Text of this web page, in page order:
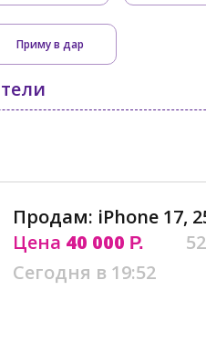
Приму в дар
Продам: iPhone 17,
Цена 40 000 Р.
Сегодня в 19:52